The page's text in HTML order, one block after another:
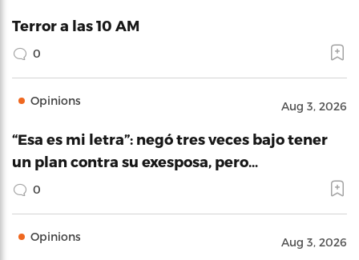
Terror a las 10 AM
0
Opinions Aug 3, 2026
“Esa es mi letra”: negó tres veces bajo tener
un plan contra su exesposa, pero…
0
Opinions Aug 3, 2026